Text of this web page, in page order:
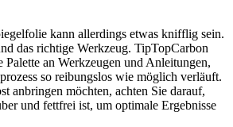
kann allerdings etwas knifflig sein.
das richtige Werkzeug. TipTopCarbon
Palette an Werkzeugen und Anleitungen,
so reibungslos wie möglich verläuft.
anbringen möchten, achten Sie darauf,
und fettfrei ist, um optimale Ergebnisse